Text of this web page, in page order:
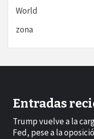
World
zona
Entradas
Trump vuelve a la
Fed, pese a la